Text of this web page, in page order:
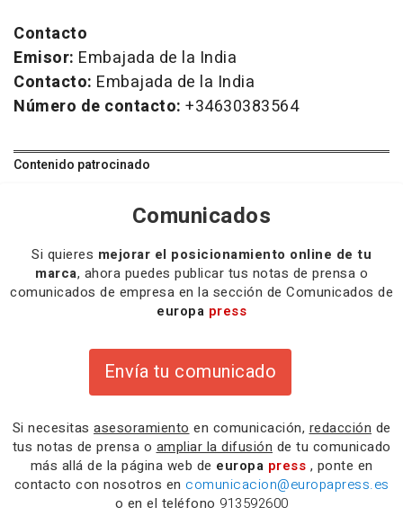
Contacto
Emisor: Embajada de la India
Contacto: Embajada de la India
Número de contacto: +34630383564
Contenido patrocinado
Comunicados
Si quieres mejorar el posicionamiento online de tu
marca, ahora puedes publicar tus notas de prensa o
comunicados de empresa en la sección de Comunicados de
europa press
Envía tu comunicado
Si necesitas asesoramiento en comunicación, redacción de
tus notas de prensa o ampliar la difusión de tu comunicado
más allá de la página web de europa press , ponte en
contacto con nosotros en comunicacion@europapress.es
o en el teléfono 913592600